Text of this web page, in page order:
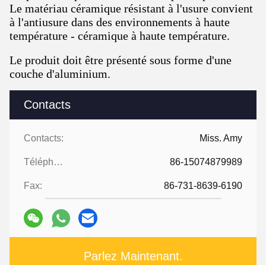
Contacts
Contacts: Miss. Amy
Téléphone: 86-15074879989
Fax: 86-731-8639-6190
Parlez Maintenant.
Le matériau céramique résistant à l'usure convient
à l'antiusure dans des environnements à haute
température - céramique à haute température.
Le produit doit être présenté sous forme d'une
couche d'aluminium.